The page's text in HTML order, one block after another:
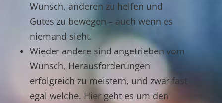
Wunsch, anderen zu helfen und
Gutes zu bewegen – auch wenn es
niemand sieht.
Wieder andere sind angetrieben vom
Wunsch, Herausforderungen
erfolgreich zu meistern, und zwar fast
egal welche. Hier geht es um den